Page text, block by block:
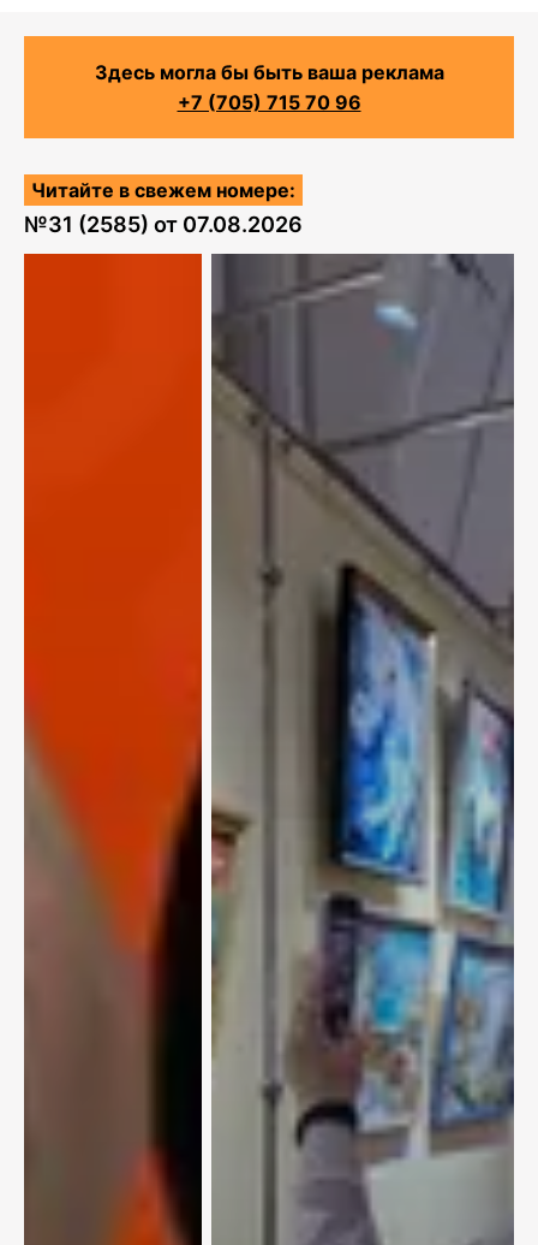
Здесь могла бы быть ваша реклама
+7 (705) 715 70 96
Читайте в свежем номере:
№31 (2585) от 07.08.2026